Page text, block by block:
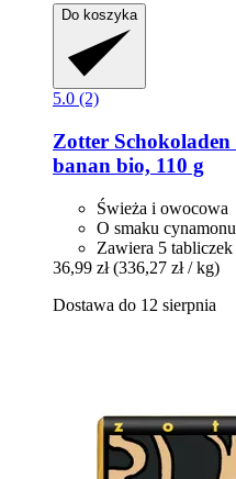
Do koszyka
5.0 (2)
Zotter Schokoladen
banan bio, 110 g
Świeża i owocowa
O smaku cynamonu
Zawiera 5 tabliczek
36,99 zł (336,27 zł / kg)
Dostawa do 12 sierpnia